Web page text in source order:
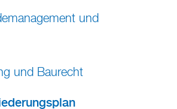
und
und Baurecht